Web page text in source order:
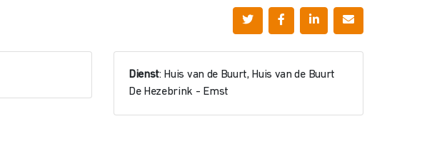
Dienst: Huis van de Buurt, Huis van de Buurt
De Hezebrink - Emst